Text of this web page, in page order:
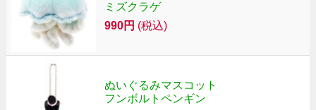
ミズクラゲ
990円 (税込)
ぬいぐるみマスコット
フンボルトペンギン